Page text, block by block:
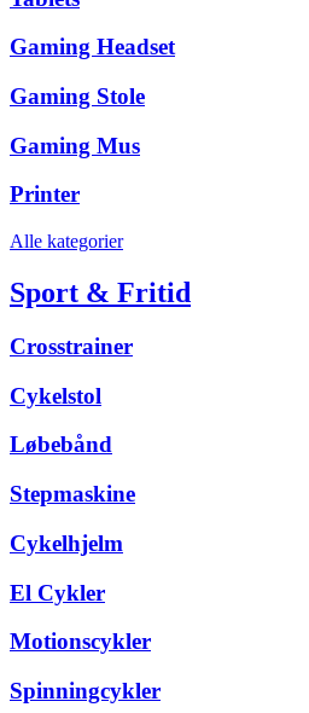
Gaming Headset
Gaming Stole
Gaming Mus
Printer
Alle kategorier
Sport & Fritid
Crosstrainer
Cykelstol
Løbebånd
Stepmaskine
Cykelhjelm
El Cykler
Motionscykler
Spinningcykler